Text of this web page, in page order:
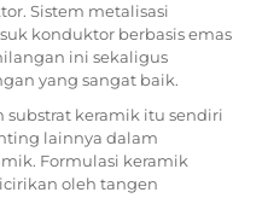
Sistem metalisasi
konduktor berbasis emas
ini sekaligus
yang sangat baik.
keramik itu sendiri
lainnya dalam
Formulasi keramik
oleh tangen